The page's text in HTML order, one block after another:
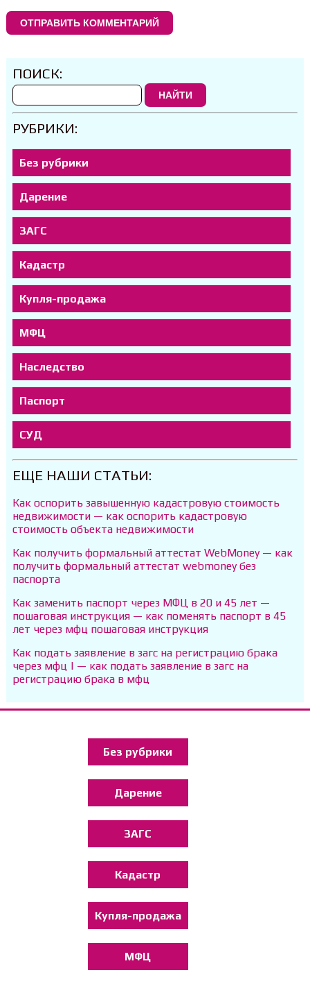
ПОИСК:
НАЙТИ
РУБРИКИ:
Без рубрики
Дарение
ЗАГС
Кадастр
Купля-продажа
МФЦ
Наследство
Паспорт
СУД
ЕЩЕ НАШИ СТАТЬИ:
Как оспорить завышенную кадастровую стоимость
недвижимости — как оспорить кадастровую
стоимость объекта недвижимости
Как получить формальный аттестат WebMoney — как
получить формальный аттестат webmoney без
паспорта
Как заменить паспорт через МФЦ в 20 и 45 лет —
пошаговая инструкция — как поменять паспорт в 45
лет через мфц пошаговая инструкция
Как подать заявление в загс на регистрацию брака
через мфц | — как подать заявление в загс на
регистрацию брака в мфц
Без рубрики
Дарение
ЗАГС
Кадастр
Купля-продажа
МФЦ